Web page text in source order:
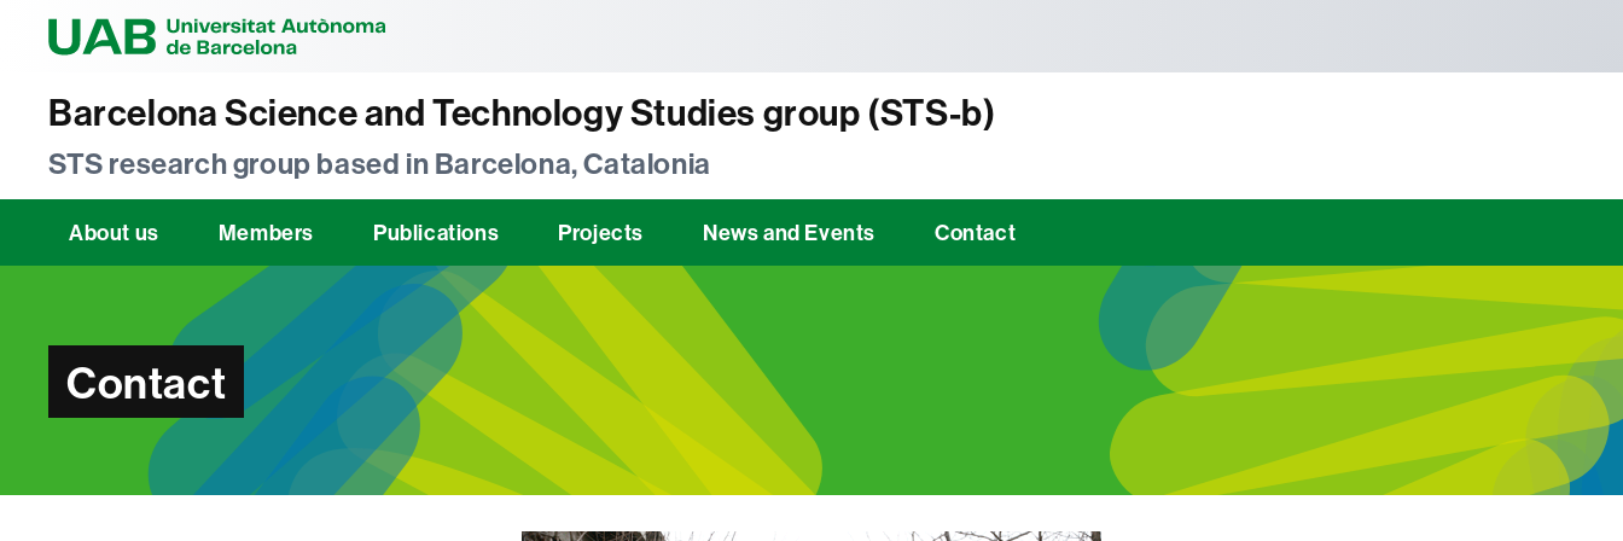
Barcelona Science and Technology Studies group (STS-b)
STS research group based in Barcelona, Catalonia
About us Members Publications Projects News and Events Contact
Contact